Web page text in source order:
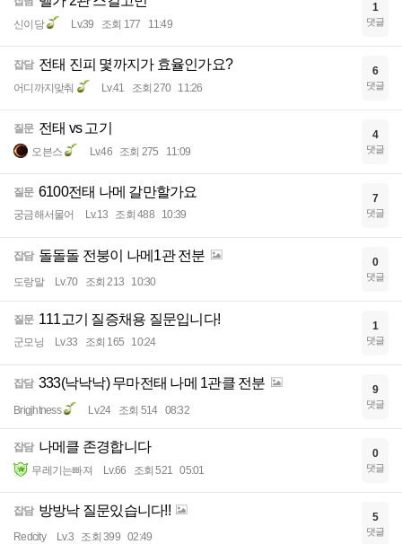
신이당 Lv.39 조회 177 11:49
1
댓글
잡담 전태 진피 몇까지가 효율인가요?
어디까지맞춰 Lv.41 조회 270 11:26
6
댓글
질문 전태 vs 고기
오븐스 Lv.46 조회 275 11:09
4
댓글
질문 6100전태 나메 갈만할가요
궁금해서물어 Lv.13 조회 488 10:39
7
댓글
잡담 돌돌돌 전붕이 나메1관 전분
도랑말 Lv.70 조회 213 10:30
0
댓글
질문 111고기 질증채용 질문입니다!
군모닝 Lv.33 조회 165 10:24
1
댓글
잡담 333(낙낙낙) 무마전태 나메 1관클 전분
Brigjhtness Lv.24 조회 514 08:32
9
댓글
잡담 나메클 존경합니다
무레기는빠져 Lv.66 조회 521 05:01
0
댓글
잡담 방방낙 질문있습니다!!
Redcity Lv.3 조회 399 02:49
5
댓글